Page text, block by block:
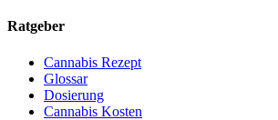
Ratgeber
Cannabis Rezept
Glossar
Dosierung
Cannabis Kosten